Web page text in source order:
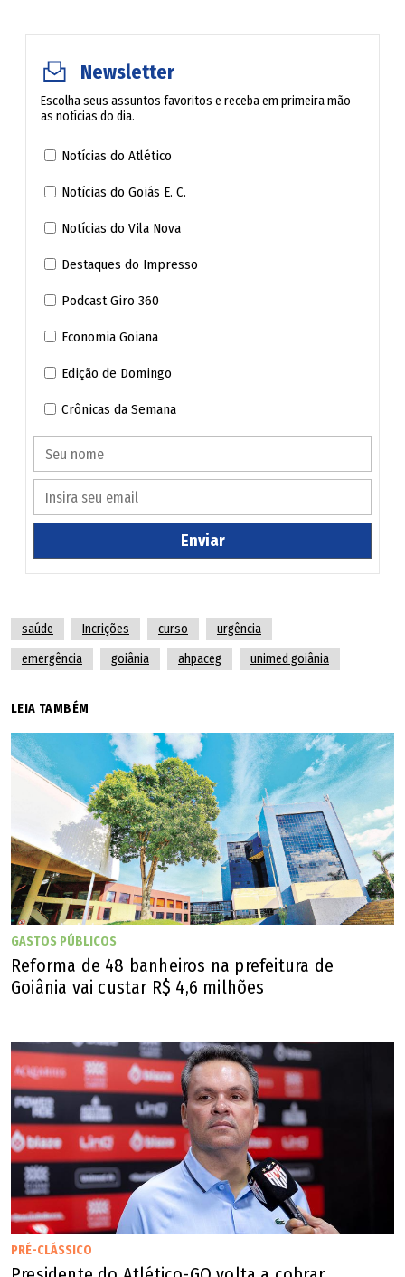
Newsletter
Escolha seus assuntos favoritos e receba em primeira mão
as notícias do dia.
Notícias do Atlético
Notícias do Goiás E. C.
Notícias do Vila Nova
Destaques do Impresso
Podcast Giro 360
Economia Goiana
Edição de Domingo
Crônicas da Semana
Enviar
saúde Incrições curso
urgência
emergência
goiânia ahpaceg unimed goiânia
LEIA TAMBÉM
GASTOS PÚBLICOS
Reforma de 48 banheiros na prefeitura de
Goiânia vai custar R$ 4,6 milhões
PRÉ-CLÁSSICO